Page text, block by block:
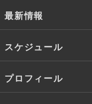
最新情報
スケジュール
プロフィール